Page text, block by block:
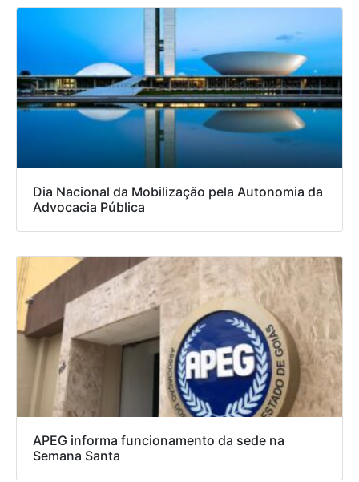
Dia Nacional da Mobilização pela Autonomia da
Advocacia Pública
APEG informa funcionamento da sede na
Semana Santa